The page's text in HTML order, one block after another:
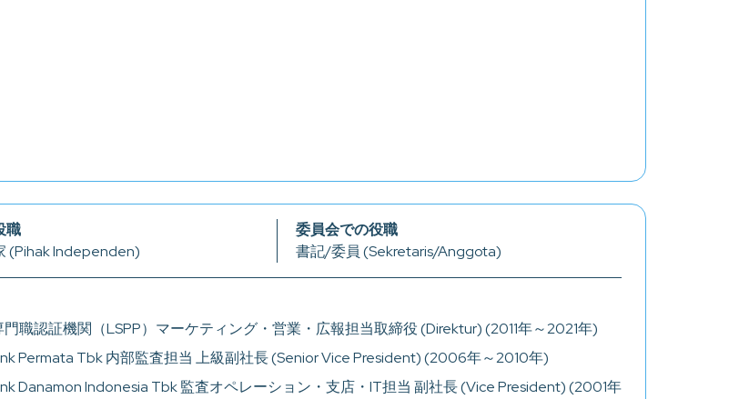
職
(Pihak Independen)
委員会での役職
書記/委員 (Sekretaris/Anggota)
職認証機関（LSPP）マーケティング・営業・広報担当取締役 (Direktur) (2011年～2021年)
Permata Tbk 内部監査担当 上級副社長 (Senior Vice President) (2006年～2010年)
Danamon Indonesia Tbk 監査オペレーション・支店・IT担当 副社長 (Vice President) (2001年